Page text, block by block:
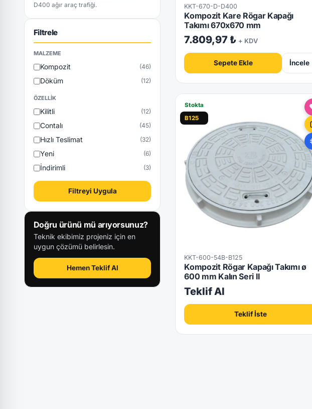
D400 ağır araç trafiği.
Filtrele
MALZEME
Kompozit (46)
Döküm (12)
ÖZELLIK
Kilitli (12)
Contalı (45)
Hızlı Teslimat (32)
Yeni (6)
İndirimli (3)
Filtreyi Uygula
Doğru ürünü mü arıyorsunuz?
Teknik ekibimiz projeniz için en
uygun çözümü belirlesin.
Hemen Teklif Al
KKT-670-D-D400
Kompozit Kare Rögar Kapağı
Takımı 670x670 mm
7.809,97 ₺ + KDV
Sepete Ekle İncele
Stokta
B125
KKT-600-54B-B125
Kompozit Rögar Kapağı Takımı ø
600 mm Kalın Seri II
Teklif Al
Teklif İste